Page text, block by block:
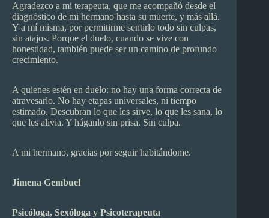
Agradezco a mi terapeuta, que me acompañó desde el
diagnóstico de mi hermano hasta su muerte, y más allá.
Y a mí misma, por permitirme sentirlo todo sin culpas,
sin atajos. Porque el duelo, cuando se vive con
honestidad, también puede ser un camino de profundo
crecimiento.
A quienes estén en duelo: no hay una forma correcta de
atravesarlo. No hay etapas universales, ni tiempo
estimado. Descubran lo que les sirve, lo que les sana, lo
que les alivia. Y háganlo sin prisa. Sin culpa.
A mi hermano, gracias por seguir habitándome.
Jimena Gembuel
Psicóloga, Sexóloga y Psicoterapeuta